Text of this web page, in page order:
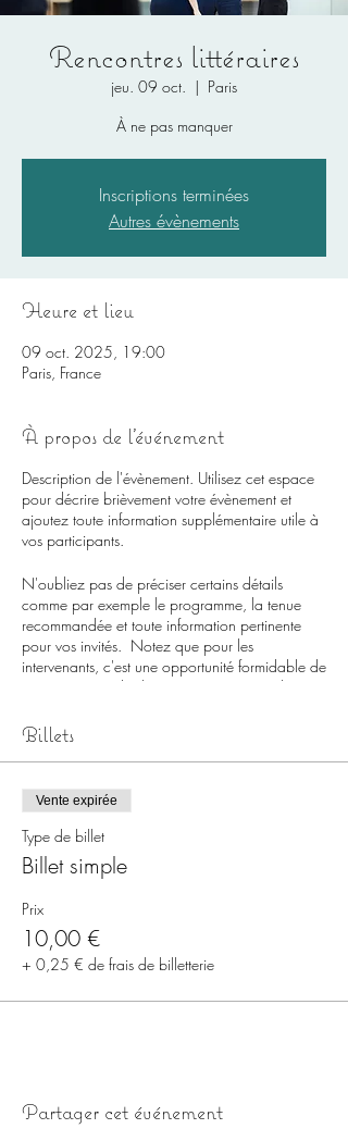
Rencontres littéraires
jeu. 09 oct.
  |
Paris
À ne pas manquer
Inscriptions terminées
Autres évènements
Heure et lieu
09 oct. 2025, 19:00
Paris, France
À propos de l'événement
Description de l'évènement. Utilisez cet espace
pour décrire brièvement votre évènement et
ajoutez toute information supplémentaire utile à
vos participants.
N'oubliez pas de préciser certains détails
comme par exemple le programme, la tenue
recommandée et toute information pertinente
pour vos invités. Notez que pour les
intervenants, c'est une opportunité formidable de
se présenter et de donner un avant-goût des
s'adresse à un public particulier, écrivez-le ici.
évènement, n'hésitez pas à écrire un texte
original et percutant ! Encouragez vos visiteurs à
s'inscrire, à confirmer leur présence ou à acheter
un billet immédiatement pour réserver leur place.
Billets
Vente expirée
Type de billet
Billet simple
Prix
10,00 €
+ 0,25 € de frais de billetterie
Partager cet événement